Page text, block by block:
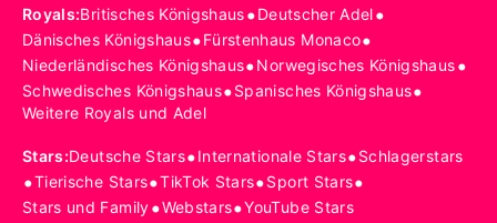
Royals:Britisches Königshaus•Deutscher Adel•
Dänisches Königshaus•Fürstenhaus Monaco•
Niederländisches Königshaus•Norwegisches Königshaus•
Schwedisches Königshaus•Spanisches Königshaus•
Weitere Royals und Adel
Stars:Deutsche Stars•Internationale Stars•Schlagerstars
•Tierische Stars•TikTok Stars•Sport Stars•
Stars und Family•Webstars•YouTube Stars